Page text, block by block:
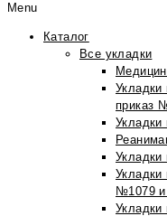
Menu
Каталог
Все укладки
приказ
Укладки
Укладки
Укладки
№1079
Укладки